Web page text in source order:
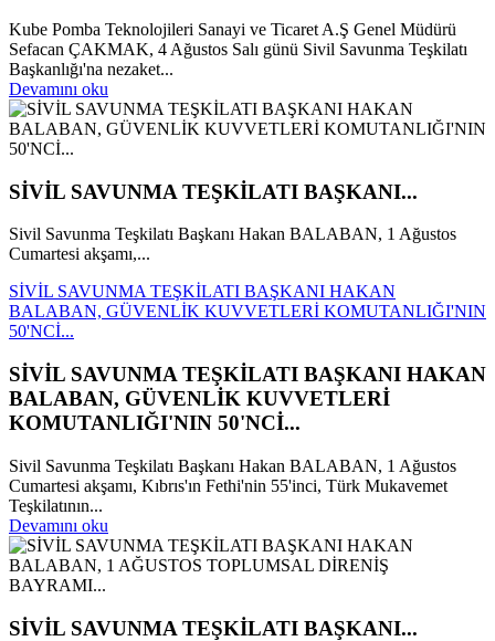
Kube Pomba Teknolojileri Sanayi ve Ticaret A.Ş Genel Müdürü
Sefacan ÇAKMAK, 4 Ağustos Salı günü Sivil Savunma Teşkilatı
Başkanlığı'na nezaket...
Devamını oku
SİVİL SAVUNMA TEŞKİLATI BAŞKANI...
Sivil Savunma Teşkilatı Başkanı Hakan BALABAN, 1 Ağustos
Cumartesi akşamı,...
SİVİL SAVUNMA TEŞKİLATI BAŞKANI HAKAN
BALABAN, GÜVENLİK KUVVETLERİ KOMUTANLIĞI'NIN
50'NCİ...
SİVİL SAVUNMA TEŞKİLATI BAŞKANI HAKAN
BALABAN, GÜVENLİK KUVVETLERİ
KOMUTANLIĞI'NIN 50'NCİ...
Sivil Savunma Teşkilatı Başkanı Hakan BALABAN, 1 Ağustos
Cumartesi akşamı, Kıbrıs'ın Fethi'nin 55'inci, Türk Mukavemet
Teşkilatının...
Devamını oku
SİVİL SAVUNMA TEŞKİLATI BAŞKANI...